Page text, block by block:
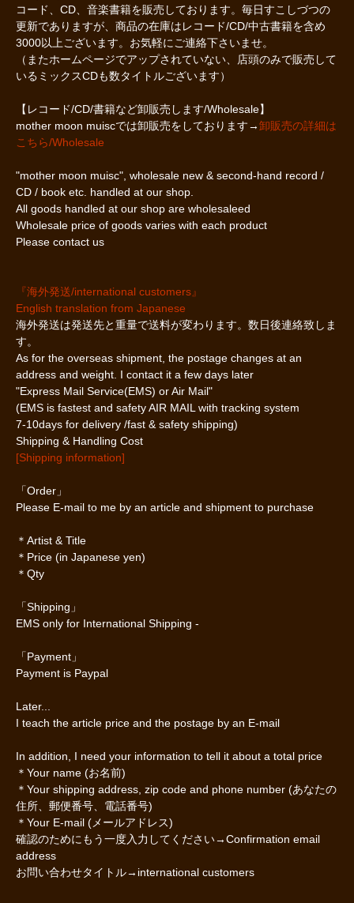
コード、CD、音楽書籍を販売しております。毎日すこしづつの
更新でありますが、商品の在庫はレコード/CD/中古書籍を含め
3000以上ございます。お気軽にご連絡下さいませ。
（またホームページでアップされていない、店頭のみで販売して
いるミックスCDも数タイトルございます）
【レコード/CD/書籍など卸販売します/Wholesale】
mother moon muiscでは卸販売をしております→卸販売の詳細は
こちら/Wholesale
"mother moon muisc", wholesale new & second-hand record /
CD / book etc. handled at our shop.
All goods handled at our shop are wholesaleed
Wholesale price of goods varies with each product
Please contact us
『海外発送/international customers』
English translation from Japanese
海外発送は発送先と重量で送料が変わります。数日後連絡致しま
す。
As for the overseas shipment, the postage changes at an
address and weight. I contact it a few days later
"Express Mail Service(EMS) or Air Mail"
(EMS is fastest and safety AIR MAIL with tracking system
7-10days for delivery /fast & safety shipping)
Shipping & Handling Cost
[Shipping information]
「Order」
Please E-mail to me by an article and shipment to purchase
＊Artist & Title
＊Price (in Japanese yen)
＊Qty
「Shipping」
EMS only for International Shipping -
「Payment」
Payment is Paypal
Later...
I teach the article price and the postage by an E-mail
In addition, I need your information to tell it about a total price
＊Your name (お名前)
＊Your shipping address, zip code and phone number (あなたの
住所、郵便番号、電話番号)
＊Your E-mail (メールアドレス)
確認のためにもう一度入力してください→Confirmation email
address
お問い合わせタイトル→international customers